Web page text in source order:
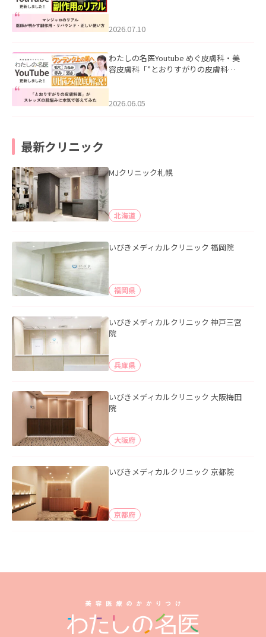
た。
2026.07.10
わたしの名医Youtube めぐ皮膚科・美
容皮膚科「”とおりすがりの皮膚科
2026.06.05
最新クリニック
MJクリニック札幌
北海道
いびきメディカルクリニック 福岡院
福岡県
いびきメディカルクリニック 神戸三宮
院
兵庫県
いびきメディカルクリニック 大阪梅田
院
大阪府
いびきメディカルクリニック 京都院
京都府